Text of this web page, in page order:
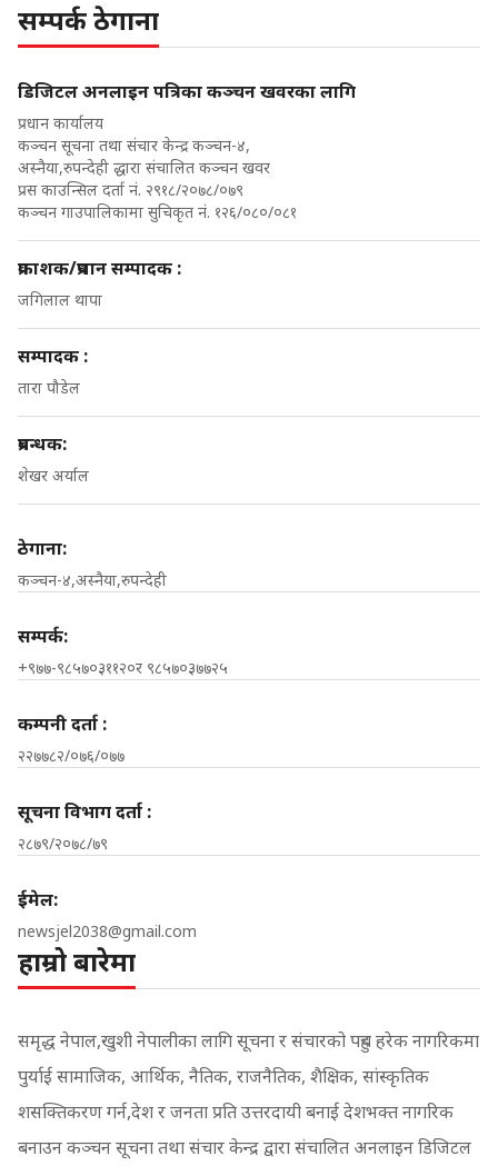
सम्पर्क ठेगाना
डिजिटल अनलाइन पत्रिका कञ्चन खवरका लागि
प्रधान कार्यालय
कञ्चन सूचना तथा संचार केन्द्र कञ्चन-४,
अस्नैया,रुपन्देही द्धारा संचालित कञ्चन खवर
प्रस काउन्सिल दर्ता नं. २९१८/२०७८/०७९
कञ्चन गाउपालिकामा सुचिकृत नं. १२६/०८०/०८१
प्रकाशक/प्रधान सम्पादक :
जगिलाल थापा
सम्पादक :
तारा पौडेल
प्रबन्धक:
शेखर अर्याल
ठेगाना:
कञ्चन-४,अस्नैया,रुपन्देही
सम्पर्क:
+९७७-९८५७०३११२०र ९८५७०३७७२५
कम्पनी दर्ता :
२२७७८२/०७६/०७७
सूचना विभाग दर्ता :
२८७९/२०७८/७९
ईमेल:
newsjel2038@gmail.com
हाम्रो बारेमा
समृद्ध नेपाल,खुशी नेपालीका लागि सूचना र संचारको पहुच हरेक नागरिकमा
पुर्याई सामाजिक, आर्थिक, नैतिक, राजनैतिक, शैक्षिक, सांस्कृतिक
शसक्तिकरण गर्न,देश र जनता प्रति उत्तरदायी बनाई देशभक्त नागरिक
बनाउन कञ्चन सूचना तथा संचार केन्द्र द्वारा संचालित अनलाइन डिजिटल